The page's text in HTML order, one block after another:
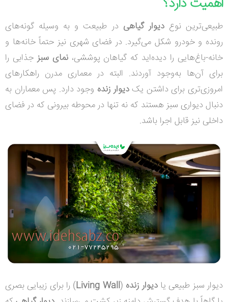
اهمیت دارد؟
طبیعی‌ترین نوعدیوار گیاهی در طبیعت و به وسیله گونه‌های
رونده و خودرو شکل می‌گیرد. در فضای شهری نیز حتماً خانه‌ها و
خانه-باغ‌هایی را دیده‌اید که گیاهان پوششی،نمای سبزجذابی را
برای آن‌ها به‌وجود آوردند. البته در معماری مدرن راهکارهای
امروزی‌تری برای داشتن یکدیوار زنده وجود دارد. پس معماران به
دنبال دیواری سبز هستند که نه تنها در محوطه بیرونی که در فضای
داخلی نیز قابل اجرا باشد.
دیوار سبز طبیعی یادیوار زنده (
Living Wall
) را برای زیبایی بصری